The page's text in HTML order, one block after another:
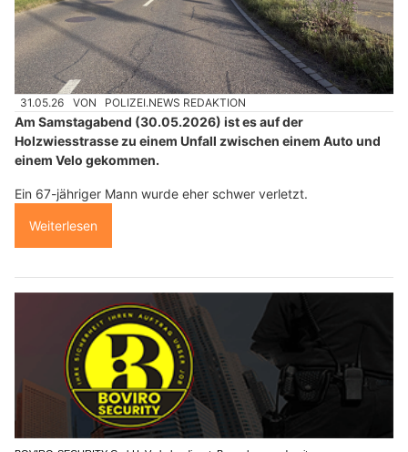
31.05.26 VON POLIZEI.NEWS REDAKTION
Am Samstagabend (30.05.2026) ist es auf der
Holzwiesstrasse zu einem Unfall zwischen einem Auto und
einem Velo gekommen.
Ein 67-jähriger Mann wurde eher schwer verletzt.
Weiterlesen